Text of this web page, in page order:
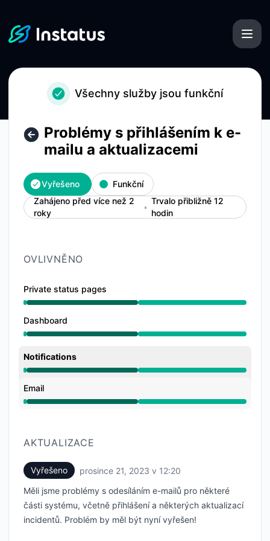
Všechny služby jsou funkční
Problémy s přihlášením k e-
mailu a aktualizacemi
Vyřešeno
Funkční
Zahájeno před více než 2
roky
Trvalo přibližně 12
hodin
OVLIVNĚNO
Private status pages
Funkční z 12:20 AM do 12:20 PM
Dashboard
Funkční z 12:20 AM do 12:20 PM
Notifications
Funkční z 12:20 AM do 12:20 PM
Email
Funkční z 12:20 AM do 12:20 PM
AKTUALIZACE
Vyřešeno prosince 21, 2023 v 12:20
Měli jsme problémy s odesíláním e-mailů pro některé
části systému, včetně přihlášení a některých aktualizací
incidentů. Problém by měl být nyní vyřešen!